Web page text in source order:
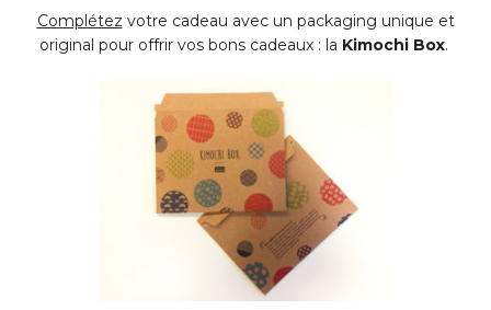
Complétez votre cadeau avec un packaging unique et
original pour offrir vos bons cadeaux : la Kimochi Box.